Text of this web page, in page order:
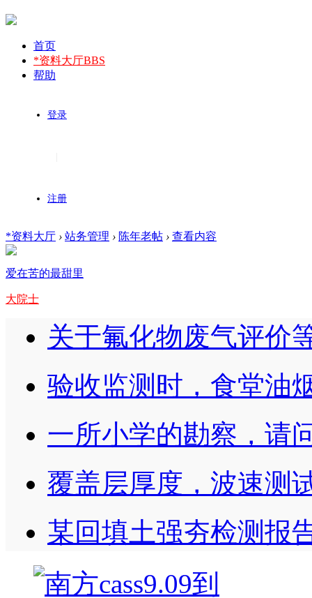
首页
*资料大厅BBS
帮助
登录
注册
*资料大厅 › 站务管理 › 陈年老帖 › 查看内容
爱在苦的最甜里
大院士
关于氟化物废气评价
验收监测时，食堂油
一所小学的勘察，请
覆盖层厚度，波速测
某回填土强夯检测报